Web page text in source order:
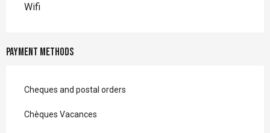
Wifi
Payment methods
Cheques and postal orders
Chèques Vacances